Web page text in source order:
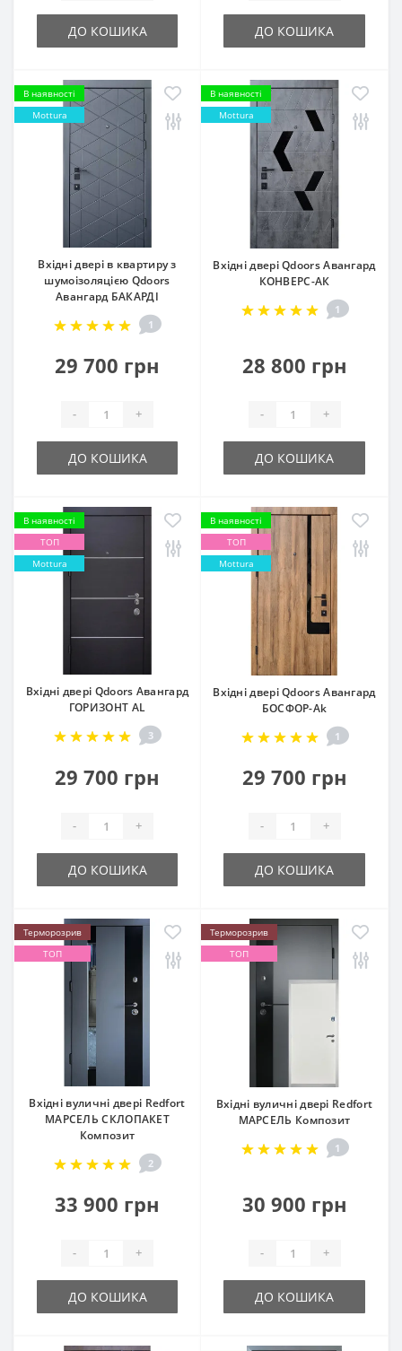
ДО КОШИКА ДО КОШИКА
В наявності
Mottura
Вхідні двері в квартиру з
шумоізоляцією Qdoors
Авангард БАКАРДІ
1
29 700 грн
- +
ДО КОШИКА
В наявності
Mottura
Вхідні двері Qdoors Авангард
КОНВЕРС-АК
1
28 800 грн
- +
ДО КОШИКА
В наявності
ТОП
Mottura
Вхідні двері Qdoors Авангард
ГОРИЗОНТ AL
3
29 700 грн
- +
ДО КОШИКА
В наявності
ТОП
Mottura
Вхідні двері Qdoors Авангард
БОСФОР-Ak
1
29 700 грн
- +
ДО КОШИКА
Терморозрив
ТОП
Вхідні вуличні двері Redfort
МАРСЕЛЬ СКЛОПАКЕТ
Композит
2
33 900 грн
- +
ДО КОШИКА
Терморозрив
ТОП
Вхідні вуличні двері Redfort
МАРСЕЛЬ Композит
1
30 900 грн
- +
ДО КОШИКА